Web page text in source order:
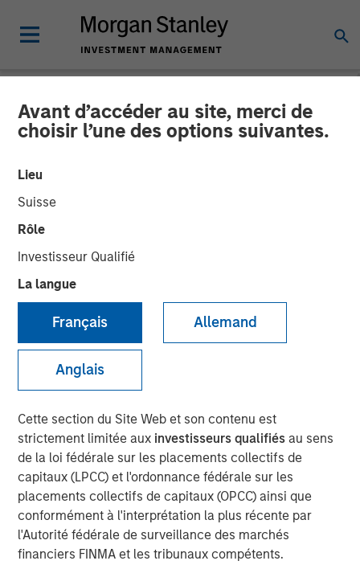
Avant d’accéder au site, merci de
choisir l’une des options suivantes.
Lieu
Suisse
Rôle
Investisseur Qualifié
La langue
Français Allemand
Anglais
Cette section du Site Web et son contenu est
strictement limitée aux investisseurs qualifiésau sens
de la loi fédérale sur les placements collectifs de
capitaux (LPCC) et l'ordonnance fédérale sur les
placements collectifs de capitaux (OPCC) ainsi que
conformément à l'interprétation la plus récente par
l'Autorité fédérale de surveillance des marchés
financiers FINMA et les tribunaux compétents.
NEWSROOM
Morgan Stanley Energy
Partners and Catalyst
Energy Services Announce
Strategic Partnership
20 AOÛT 2018
MIDLAND, TX — August 20, 2018
Investment funds managed by Morgan Stanley Energy
Partners (collectively, “MSEP”), part of Morgan Stanley
Investment Management, and Midland, Texas-based
Catalyst Energy Services LLC (“Catalyst” or the
“Company”) announced today a strategic partnership
whereby MSEP has made a majority equity investment in
Catalyst to support the growth of the Company’s pressure